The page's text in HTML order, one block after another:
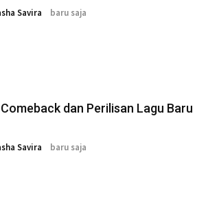
Savira baru saja
dan Perilisan Lagu Baru
Savira baru saja